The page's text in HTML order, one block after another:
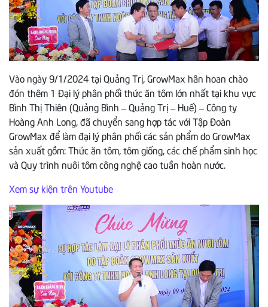
Vào ngày 9/1/2024 tại Quảng Trị, GrowMax hân hoan chào
đón thêm 1 Đại lý phân phối thức ăn tôm lớn nhất tại khu vực
Bình Thị Thiên (Quảng Bình – Quảng Trị – Huế) – Công ty
Hoàng Anh Long, đã chuyển sang hợp tác với Tập Đoàn
GrowMax để làm đại lý phân phối các sản phẩm do GrowMax
sản xuất gồm: Thức ăn tôm, tôm giống, các chế phẩm sinh học
và Quy trình nuôi tôm công nghệ cao tuần hoàn nước.
Xem sự kiện trên Youtube